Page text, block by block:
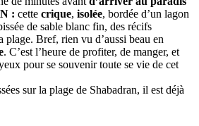
: cette crique, isolée, bordée d’un lagon
de sable blanc fin, des récifs
plage. Bref, rien vu d’aussi beau en
. C’est l’heure de profiter, de manger, et
pour se souvenir toute se vie de cet
sur la plage de Shabadran, il est déjà